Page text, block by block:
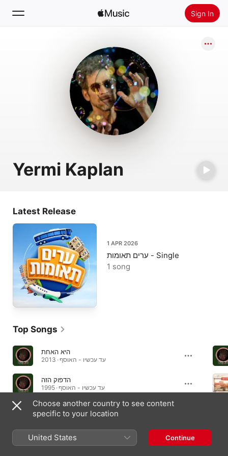
Sign In
Install Apple Music
Yermi Kaplan
Latest Release
1 APR 2026
ערים תאומות - Single
1 song
Top Songs
היא האחת
עד עכשיו - האוסף · 2013
הדפוק הזה
עד עכשיו - האוסף · 1995
כבר עכשיו
עד עכשיו - האוסף · 1995
Choose another country to see content
specific to your location
United States Continue